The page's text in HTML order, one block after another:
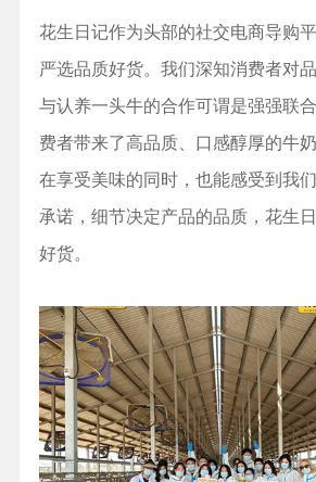
花生日记作为头部的社交电商导购
严选品质好货。我们深知消费者对
与认养一头牛的合作可谓是强强联
费者带来了高品质、口感醇厚的牛
在享受美味的同时，也能感受到我
承诺，细节决定产品的品质，花生
好货。